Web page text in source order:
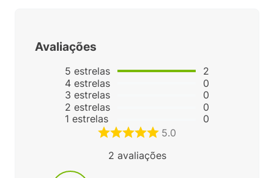
Avaliações
5 estrelas
4 estrelas
3 estrelas
2 estrelas
1 estrelas
2
0
0
0
0
5.0
2 avaliações